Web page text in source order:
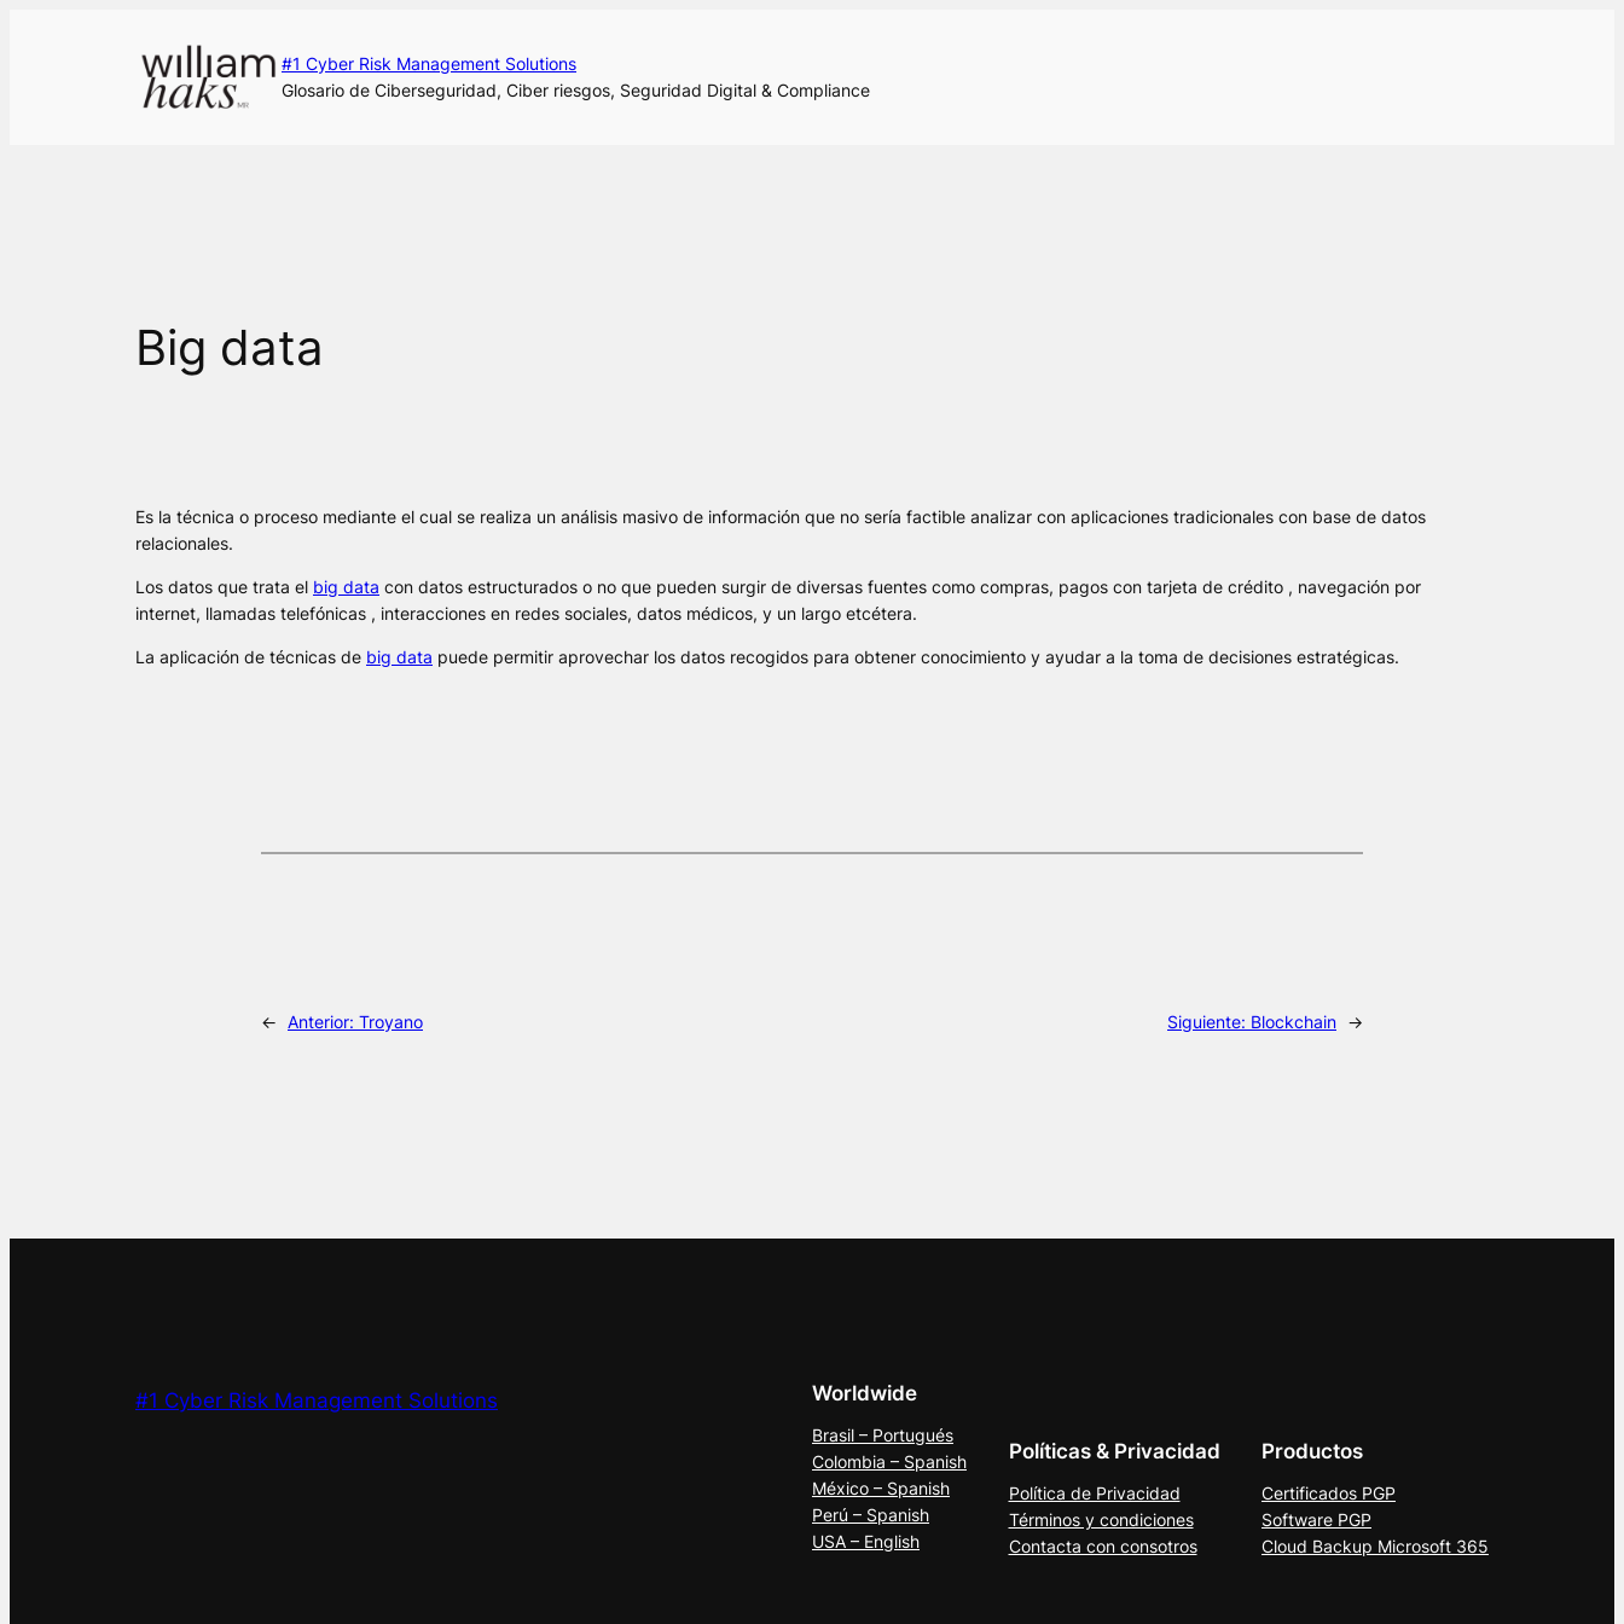
#1 Cyber Risk Management Solutions
Glosario de Ciberseguridad, Ciber riesgos, Seguridad Digital & Compliance
Big data
Es la técnica o proceso mediante el cual se realiza un análisis masivo de información que no sería factible analizar con aplicaciones tradicionales con base de datos
relacionales.
Los datos que trata el big data con datos estructurados o no que pueden surgir de diversas fuentes como compras, pagos con tarjeta de crédito , navegación por
internet, llamadas telefónicas , interacciones en redes sociales, datos médicos, y un largo etcétera.
La aplicación de técnicas de big data puede permitir aprovechar los datos recogidos para obtener conocimiento y ayudar a la toma de decisiones estratégicas.
← Anterior: Troyano Siguiente: Blockchain →
#1 Cyber Risk Management Solutions Worldwide
Brasil – Portugués
Colombia – Spanish
México – Spanish
Perú – Spanish
USA – English
Políticas & Privacidad
Política de Privacidad
Términos y condiciones
Contacta con consotros
Productos
Certificados PGP
Software PGP
Cloud Backup Microsoft 365